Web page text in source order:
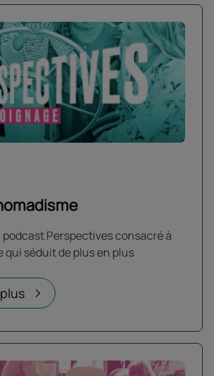
podcast Perspectives consacré à
qui séduit de plus en plus